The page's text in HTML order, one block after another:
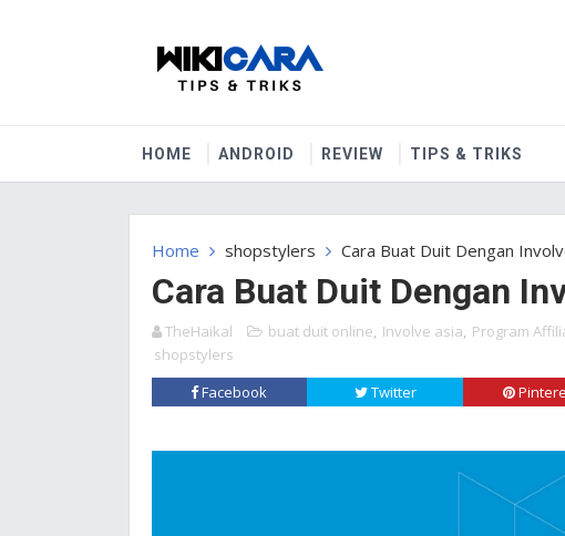
HOME ANDROID REVIEW TIPS & TRIKS
Home shopstylers Cara Buat Duit Dengan
Cara Buat Duit Dengan
TheHaikal buat duit online, Involve asia, Program
shopstylers
Facebook
Twitter